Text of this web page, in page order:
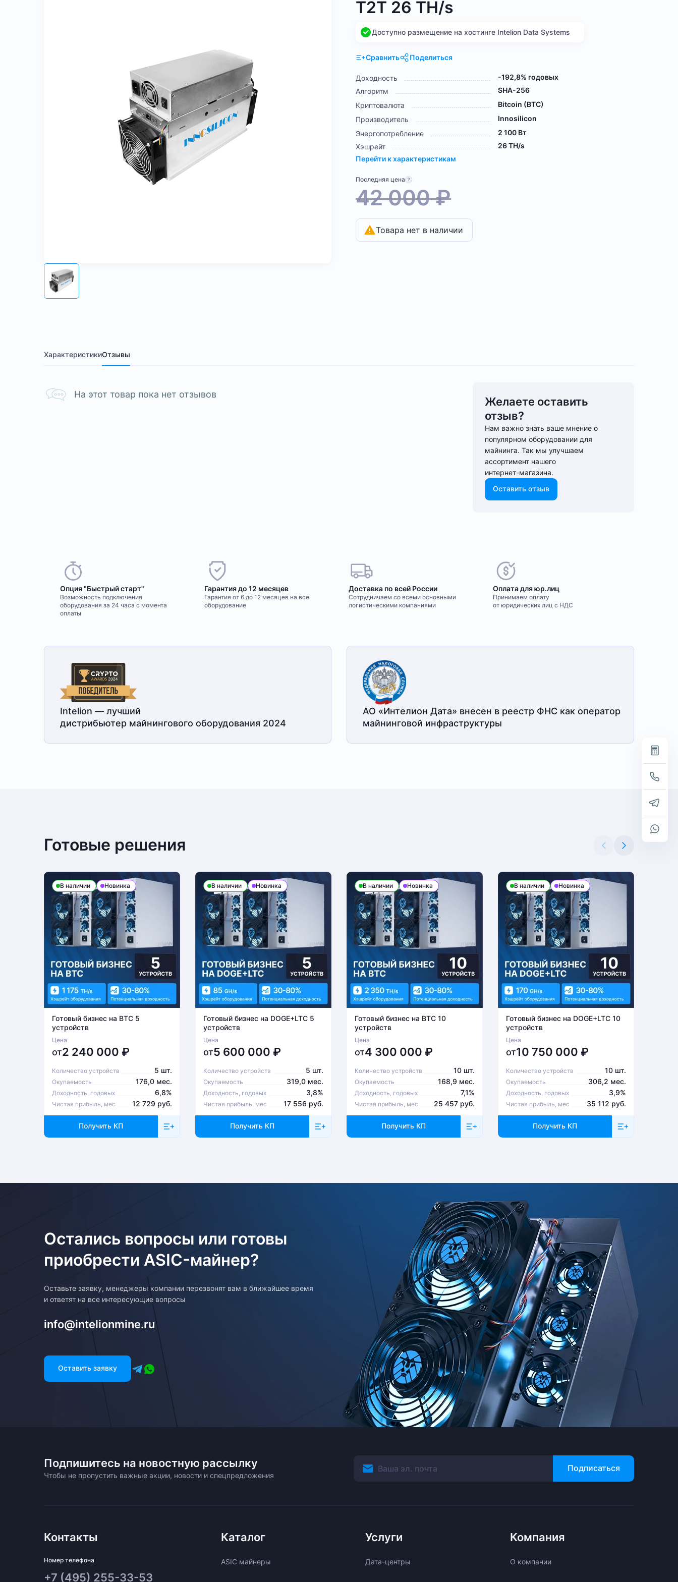
T2T 26 TH/s
Доступно размещение на хостинге Intelion Data Systems
Сравнить Поделиться
Доходность
-192,8% годовых
Алгоритм
SHA-256
Криптовалюта
Bitcoin (BTC)
Производитель
Innosilicon
Энергопотребление
2 100 Вт
Хэшрейт
26 TH/s
Перейти к характеристикам
Последняя цена
42 000₽
Товара нет в наличии
ХарактеристикиОтзывы
На этот товар пока нет отзывов
Желаете оставить
отзыв?
Нам важно знать ваше мнение о
популярном оборудовании для
майнинга. Так мы улучшаем
ассортимент нашего
интернет-⁠магазина.
Оставить отзыв
Опция "Быстрый старт"
Возможность подключения
оборудования за 24 часа с момента
оплаты
Гарантия до 12 месяцев
Гарантия от 6 до 12 месяцев на все
оборудование
Доставка по всей России
Сотрудничаем со всеми основными
логистическими компаниями
Оплата для юр.лиц
Принимаем оплату
от юридических лиц с НДС
Intelion — лучший
дистрибьютер майнингового оборудования 2024
АО «Интелион Дата» внесен в реестр ФНС как оператор
майнинговой инфраструктуры
Готовые решения
В наличии Новинка
Готовый бизнес на BTC 5
устройств
Цена
от2 240 000 ₽
Количество устройств 5 шт.
Окупаемость 176,0 мес.
Доходность, годовых 6,8%
Чистая прибыль, мес 12 729 руб.
Получить КП
В наличии Новинка
Готовый бизнес на DOGE+LTC 5
устройств
Цена
от5 600 000 ₽
Количество устройств 5 шт.
Окупаемость 319,0 мес.
Доходность, годовых 3,8%
Чистая прибыль, мес 17 556 руб.
Получить КП
В наличии Новинка
Готовый бизнес на BTC 10
устройств
Цена
от4 300 000 ₽
Количество устройств 10 шт.
Окупаемость 168,9 мес.
Доходность, годовых 7,1%
Чистая прибыль, мес 25 457 руб.
Получить КП
В наличии Новинка
Готовый бизнес на DOGE+LTC 10
устройств
Цена
от10 750 000 ₽
Количество устройств 10 шт.
Окупаемость 306,2 мес.
Доходность, годовых 3,9%
Чистая прибыль, мес 35 112 руб.
Получить КП
Остались вопросы или готовы
приобрести ASIC-майнер?
Оставьте заявку, менеджеры компании перезвонят вам в ближайшее время
и ответят на все интересующие вопросы
info@intelionmine.ru
Оставить заявку
Подпишитесь на новостную рассылку
Чтобы не пропустить важные акции, новости и спецпредложения
Подписаться
Контакты
Номер телефона
+7 (495) 255-33-53
Каталог
ASIC майнеры
Услуги
Дата-центры
Компания
О компании